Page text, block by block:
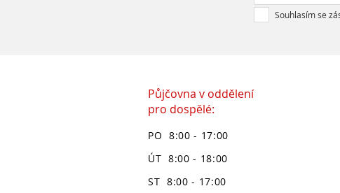
Půjčovna v oddělení
pro dospělé:
PO 8:00 - 17:00
ÚT 8:00 - 18:00
ST 8:00 - 17:00
Souhlasím se